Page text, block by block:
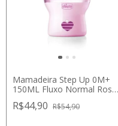
Mamadeira Step Up 0M+
150ML Fluxo Normal Rosa
R$44,90 R$54,90